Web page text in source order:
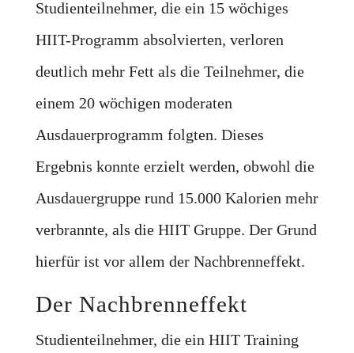
Studienteilnehmer, die ein 15 wöchiges
HIIT-Programm absolvierten, verloren
deutlich mehr Fett als die Teilnehmer, die
einem 20 wöchigen moderaten
Ausdauerprogramm folgten. Dieses
Ergebnis konnte erzielt werden, obwohl die
Ausdauergruppe rund 15.000 Kalorien mehr
verbrannte, als die HIIT Gruppe. Der Grund
hierfür ist vor allem der Nachbrenneffekt.
Der Nachbrenneffekt
Studienteilnehmer, die ein HIIT Training